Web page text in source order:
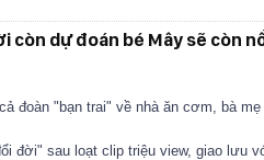
còn dự đoán bé Mây sẽ còn
đoàn "bạn trai" về nhà ăn cơm, bà
đời" sau loạt clip triệu view, giao lưu